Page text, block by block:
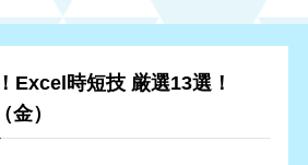
Excel時短技 厳選13選！
金）